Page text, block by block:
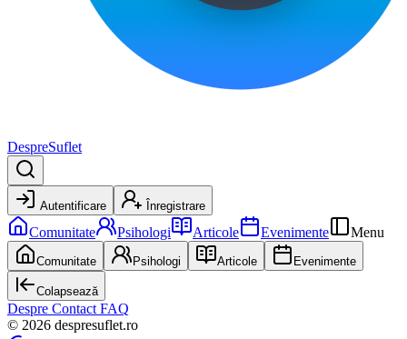
DespreSuflet
Autentificare Înregistrare
Comunitate Psihologi Articole Evenimente Menu
Comunitate Psihologi Articole Evenimente
Colapsează
Despre Contact FAQ
© 2026 despresuflet.ro